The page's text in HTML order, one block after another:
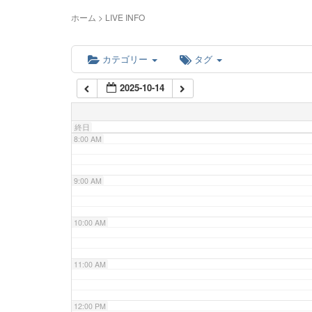
ホーム > LIVE INFO
カテゴリー タグ
2025-10-14
終日
5:00 AM
6:00 AM
7:00 AM
8:00 AM
9:00 AM
10:00 AM
11:00 AM
12:00 PM